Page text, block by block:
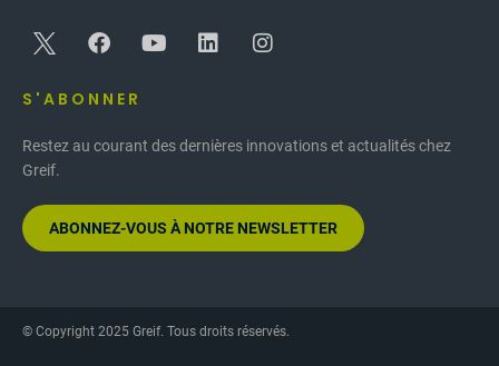
S'ABONNER
Restez au courant des dernières innovations et actualités chez
Greif.
ABONNEZ-VOUS À NOTRE NEWSLETTER
© Copyright 2025 Greif. Tous droits réservés.